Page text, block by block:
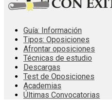
Guía: Información
Tipos: Oposiciones
Afrontar oposiciones
Técnicas de estudio
Descargas
Test de Oposiciones
Academias
Últimas Convocatorias